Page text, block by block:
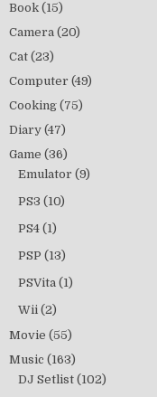
Book (15)
Camera (20)
Cat (23)
Computer (49)
Cooking (75)
Diary (47)
Game (36)
Emulator (9)
PS3 (10)
PS4 (1)
PSP (13)
PSVita (1)
Wii (2)
Movie (55)
Music (163)
DJ Setlist (102)